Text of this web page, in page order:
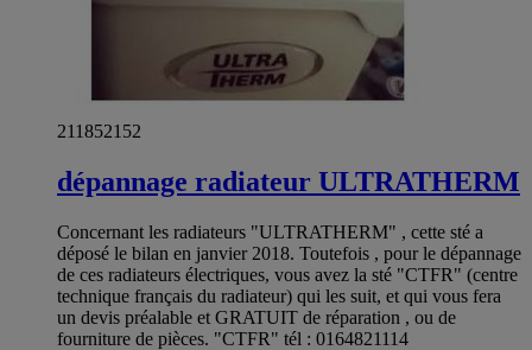
211852152
dépannage radiateur ULTRATHERM
Concernant les radiateurs "ULTRATHERM" , cette sté a
déposé le bilan en janvier 2018. Toutefois , pour le dépannage
de ces radiateurs électriques, vous avez la sté "CTFR" (centre
technique français du radiateur) qui les suit, et qui vous fera
un devis préalable et GRATUIT de réparation , ou de
fourniture de pièces. "CTFR" tél : 0164821114